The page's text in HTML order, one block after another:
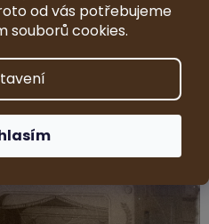
od vás potřebujeme
souborů cookies.